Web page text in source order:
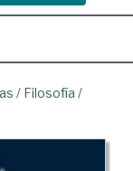
/ Filosofía /